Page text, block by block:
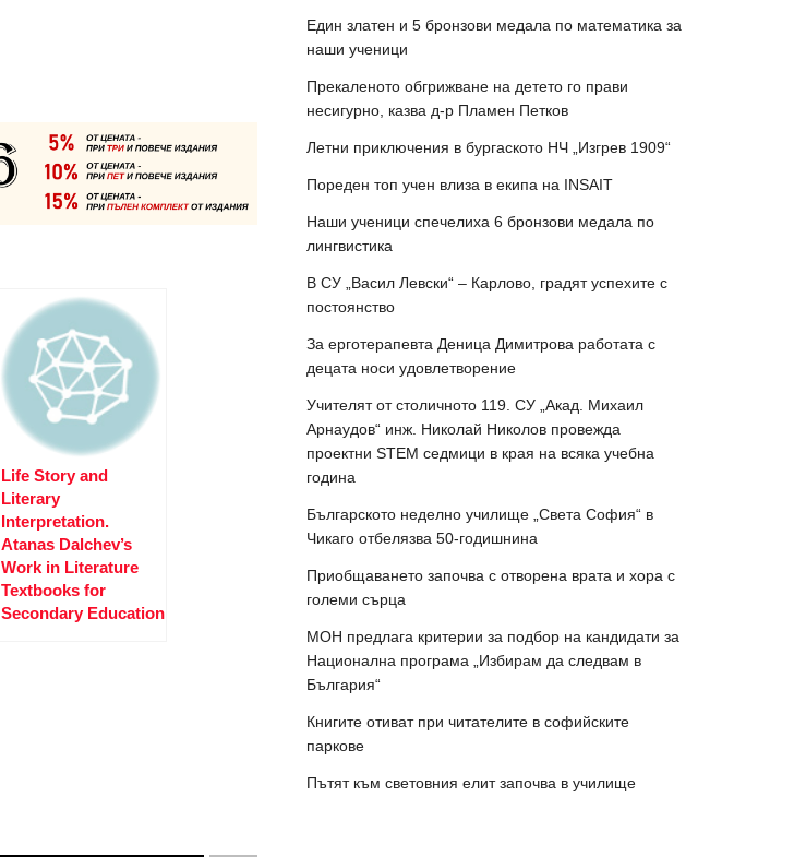
Life Story and
Literary
Interpretation.
Atanas Dalchev’s
Work in Literature
Textbooks for
Secondary Education
Един златен и 5 бронзови медала по математика за
наши ученици
Прекаленото обгрижване на детето го прави
несигурно, казва д-р Пламен Петков
Летни приключения в бургаското НЧ „Изгрев 1909“
Пореден топ учен влиза в екипа на INSAIT
Наши ученици спечелиха 6 бронзови медала по
лингвистика
В СУ „Васил Левски“ – Карлово, градят успехите с
постоянство
За ерготерапевта Деница Димитрова работата с
децата носи удовлетворение
Учителят от столичното 119. СУ „Акад. Михаил
Арнаудов“ инж. Николай Николов провежда
проектни STEM седмици в края на всяка учебна
година
Българското неделно училище „Света София“ в
Чикаго отбелязва 50-годишнина
Приобщаването започва с отворена врата и хора с
големи сърца
МОН предлага критерии за подбор на кандидати за
Национална програма „Избирам да следвам в
България“
Книгите отиват при читателите в софийските
паркове
Пътят към световния елит започва в училище